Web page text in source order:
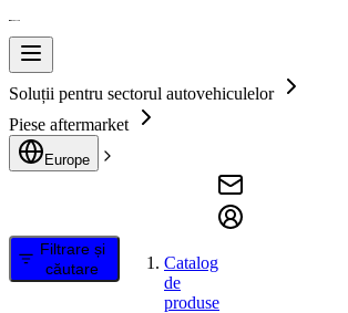
Soluții pentru sectorul autovehiculelor
Piese aftermarket
Europe
Filtrare și
căutare
Catalog
de
produse